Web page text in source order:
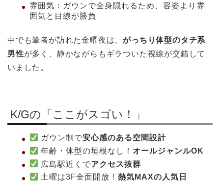
雰囲気：ガウンで全身隠れるため、容姿より雰
囲気と目線が勝負
中でも筆者が訪れた金曜夜は、がっちり体型のタチ系
男性が多く、静かながらもギラついた視線が交錯して
いました。
K/Gの「ここがスゴい！」
ガウン制で安心感のある空間設計
年齢・体型の垣根なし！ オールジャンルOK
広島駅近くでアクセス抜群
土曜は3F全面開放！熱気MAXの人気日